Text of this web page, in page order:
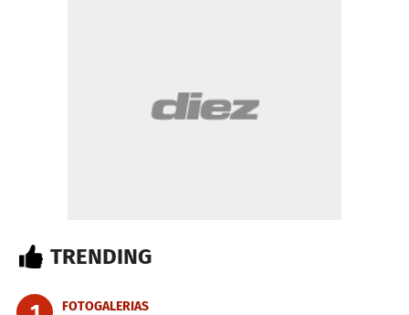
TRENDING
FOTOGALERIAS